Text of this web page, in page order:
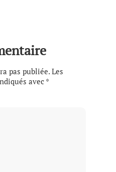
pas publiée. Les
avec*